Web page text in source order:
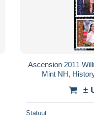
Ascension 2011
Mint NH,
±
Statuut